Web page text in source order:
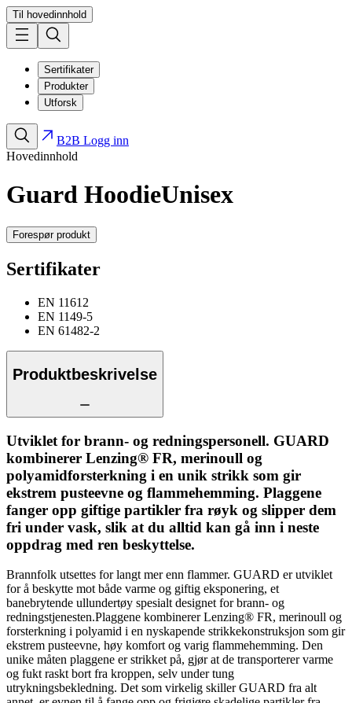
Til hovedinnhold
Sertifikater
Produkter
Utforsk
B2B Logg inn
Hovedinnhold
Guard HoodieUnisex
Forespør produkt
Sertifikater
EN 11612
EN 1149-5
EN 61482-2
Produktbeskrivelse
Utviklet for brann- og redningspersonell. GUARD
kombinerer Lenzing® FR, merinoull og
polyamidforsterkning i en unik strikk som gir
ekstrem pusteevne og flammehemming. Plaggene
fanger opp giftige partikler fra røyk og slipper dem
fri under vask, slik at du alltid kan gå inn i neste
oppdrag med ren beskyttelse.
Brannfolk utsettes for langt mer enn flammer. GUARD er utviklet
for å beskytte mot både varme og giftig eksponering, et
banebrytende ullundertøy spesialt designet for brann- og
redningstjenesten.Plaggene kombinerer Lenzing® FR, merinoull og
forsterkning i polyamid i en nyskapende strikkekonstruksjon som gir
ekstrem pusteevne, høy komfort og varig flammehemming. Den
unike måten plaggene er strikket på, gjør at de transporterer varme
og fukt raskt bort fra kroppen, selv under tung
utrykningsbekledning. Det som virkelig skiller GUARD fra alt